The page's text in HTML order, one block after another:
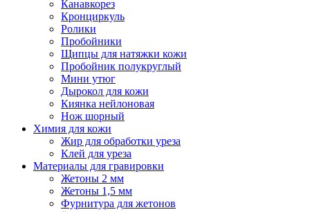
Канавкорез
Кронциркуль
Ролики
Пробойники
Щипцы для натяжки кожи
Пробойник полукруглый
Мини утюг
Дырокол для кожи
Киянка нейлоновая
Нож шорный
Химия для кожи
Жир для обработки уреза
Клей для уреза
Материалы для гравировки
Жетоны 2 мм
Жетоны 1,5 мм
Фурнитура для жетонов